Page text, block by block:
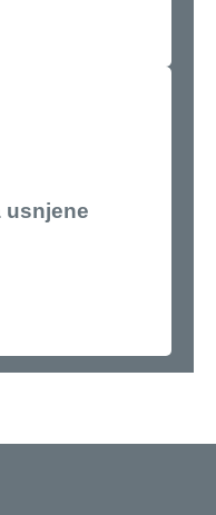
usnjene